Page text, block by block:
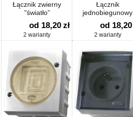
Łącznik zwierny
"światło”
od 18,20 zł
2 warianty
Łącznik
jednobiegunowy
od 18,20
2 warianty